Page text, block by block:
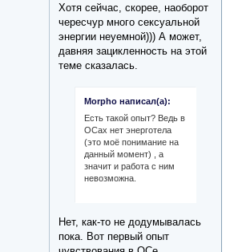
Хотя сейчас, скорее, наоборот
чересчур много сексуальной
энергии неуемной))) А может,
давняя зацикленность на этой
теме сказалась.
Morpho написал(а):
Есть такой опыт? Ведь в
ОСах нет энерготела
(это моё понимание на
данный момент) , а
значит и работа с ним
невозможна.
Нет, как-то не додумывалась
пока. Вот первый опыт